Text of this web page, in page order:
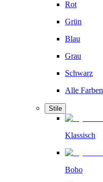
Rot
Grün
Blau
Grau
Schwarz
Alle Farben
Stile
Klassisch
Boho